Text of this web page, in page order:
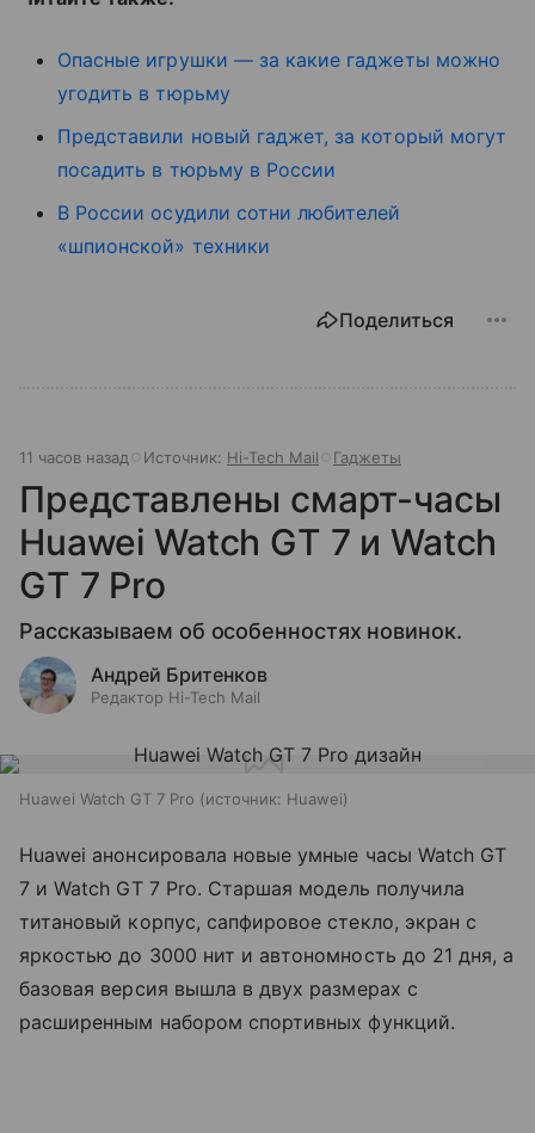
Опасные игрушки — за какие гаджеты можно
угодить в тюрьму
Представили новый гаджет, за который могут
посадить в тюрьму в России
В России осудили сотни любителей
«шпионской» техники
Поделиться
11 часов назад Источник: Hi-Tech Mail Гаджеты
Представлены смарт-часы
Huawei Watch GT 7 и Watch
GT 7 Pro
Рассказываем об особенностях новинок.
Андрей Бритенков
Редактор Hi-Tech Mail
Huawei Watch GT 7 Pro источник: Huawei
Huawei анонсировала новые умные часы Watch GT
7 и Watch GT 7 Pro. Старшая модель получила
титановый корпус, сапфировое стекло, экран с
яркостью до 3000 нит и автономность до 21 дня, а
базовая версия вышла в двух размерах с
расширенным набором спортивных функций.